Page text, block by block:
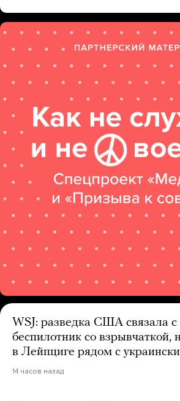
WSJ: разведка США связала с
беспилотник со взрывчаткой,
в Лейпциге рядом с
14 часов назад